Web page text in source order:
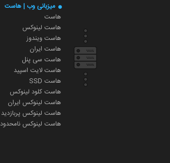
میزبانی وب | هاست
هاست
هاست لینوکس
هاست ویندوز
هاست ایران
هاست سی پنل
هاست لایت اسپید
هاست SSD
هاست کلود لینوکس
هاست لینوکس ایران
هاست لینوکس پربازدید
هاست لینوکس نامحدود